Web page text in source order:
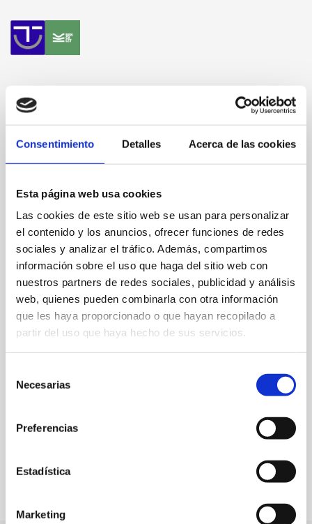
Consentimiento Detalles Acerca de las cookies
Esta página web usa cookies
Las cookies de este sitio web se usan para personalizar
el contenido y los anuncios, ofrecer funciones de redes
sociales y analizar el tráfico. Además, compartimos
información sobre el uso que haga del sitio web con
nuestros partners de redes sociales, publicidad y análisis
web, quienes pueden combinarla con otra información
que les haya proporcionado o que hayan recopilado a
partir del uso que haya hecho de sus servicios.
Necesarias
Preferencias
Estadística
Marketing
Camí Vell de Gandia, km1
601 60 12 53
pontsec@outlook.com